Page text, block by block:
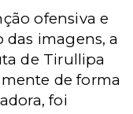
ofensiva e
imagens, a
de Tirullipa
de forma
foi